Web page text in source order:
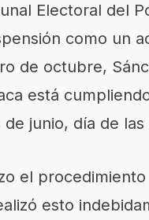
Electoral del
como un
de octubre,
está
junio, día de
el
esto